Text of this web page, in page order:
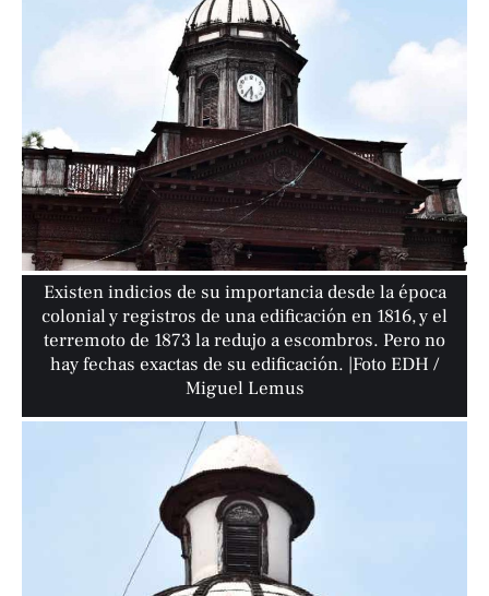
Existen indicios de su importancia desde la época
colonial y registros de una edificación en 1816, y el
terremoto de 1873 la redujo a escombros. Pero no
hay fechas exactas de su edificación. |Foto EDH /
Miguel Lemus